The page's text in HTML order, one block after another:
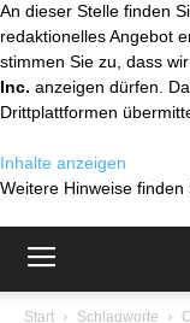
An dieser Stelle finden
redaktionelles Angebot
stimmen Sie zu, dass
Inc. anzeigen dürfen.
Drittplattformen
Inhalte anzeigen
Weitere Hinweise finden
Start Schlagworte